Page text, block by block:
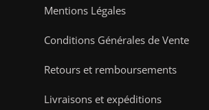
Mentions Légales
Conditions Générales de Vente
Retours et remboursements
Livraisons et expéditions